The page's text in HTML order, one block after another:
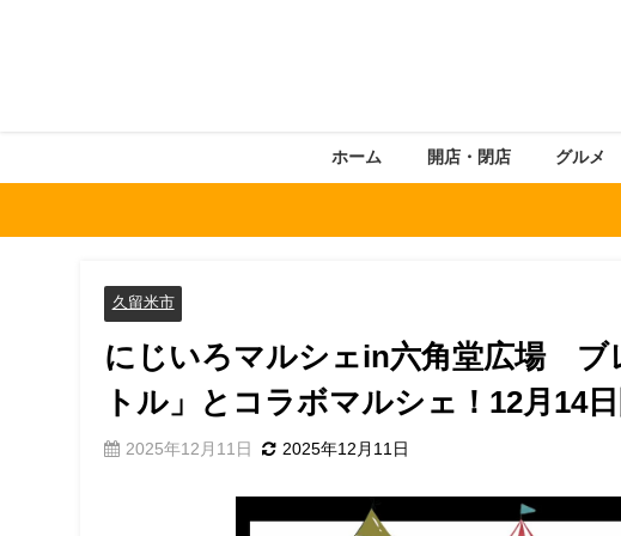
ホーム 開店・閉店 グルメ
久留米市
にじいろマルシェin六角堂広場 ブ
トル」とコラボマルシェ！12月14
2025年12月11日 2025年12月11日